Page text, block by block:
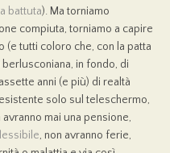
battuta). Ma torniamo
compiuta, torniamo a capire
tutti coloro che, con la patta
in fondo, di
anni (e più) di realtà
solo sul teleschermo,
mai una pensione,
, non avranno ferie,